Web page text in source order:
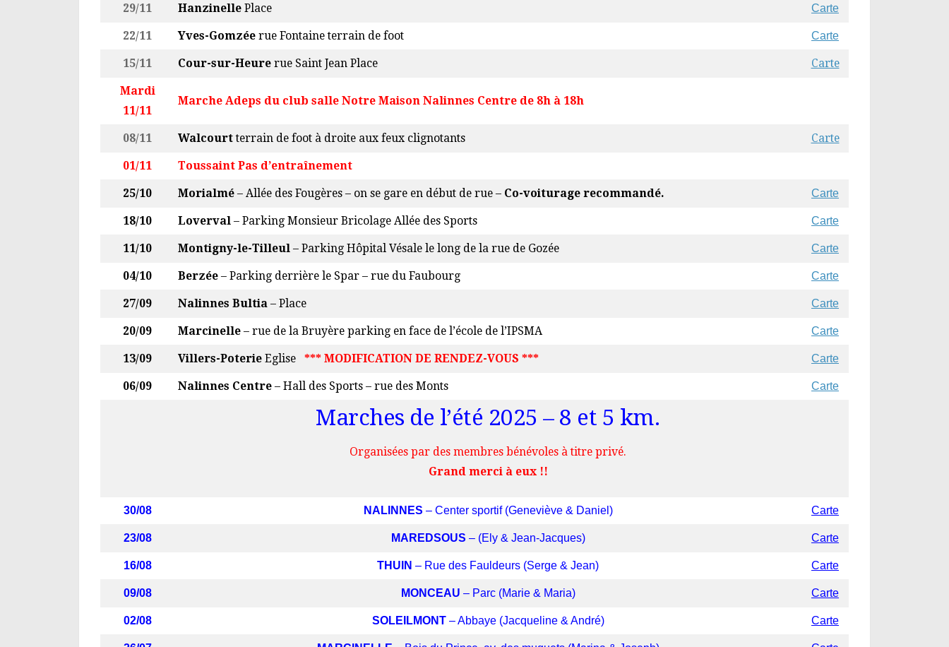
29/11 Hanzinelle Place Carte
22/11 Yves-Gomzée rue Fontaine terrain de foot Carte
15/11 Cour-sur-Heure rue Saint Jean Place Carte
Mardi
11/11
Marche Adeps du club salle Notre Maison Nalinnes Centre de 8h à 18h
08/11 Walcourtterrain de foot à droite aux feux clignotants Carte
01/11 Toussaint Pas d’entraînement
25/10 Morialmé – Allée des Fougères – on se gare en début de rue – Co-voiturage recommandé. Carte
18/10 Loverval – Parking Monsieur Bricolage Allée des Sports Carte
11/10 Montigny-le-Tilleul – Parking Hôpital Vésale le long de la rue de Gozée Carte
04/10 Berzée – Parking derrière le Spar – rue du Faubourg Carte
27/09 Nalinnes Bultia – Place Carte
20/09 Marcinelle – rue de la Bruyère parking en face de l’école de l’IPSMA Carte
13/09 Villers-Poterie Eglise *** MODIFICATION DE RENDEZ-VOUS *** Carte
06/09 Nalinnes Centre – Hall des Sports – rue des Monts Carte
Marches de l’été 2025 – 8 et 5 km.
Organisées par des membres bénévoles à titre privé.
Grand merci à eux !!
30/08 NALINNES – Center sportif (Geneviève & Daniel) Carte
23/08 MAREDSOUS – (Ely & Jean-Jacques) Carte
16/08 THUIN – Rue des Fauldeurs (Serge & Jean) Carte
09/08 MONCEAU – Parc (Marie & Maria) Carte
02/08 SOLEILMONT– Abbaye (Jacqueline & André) Carte